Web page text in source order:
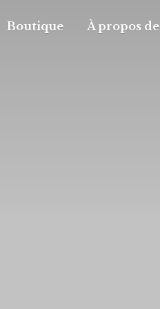
Boutique À propos de